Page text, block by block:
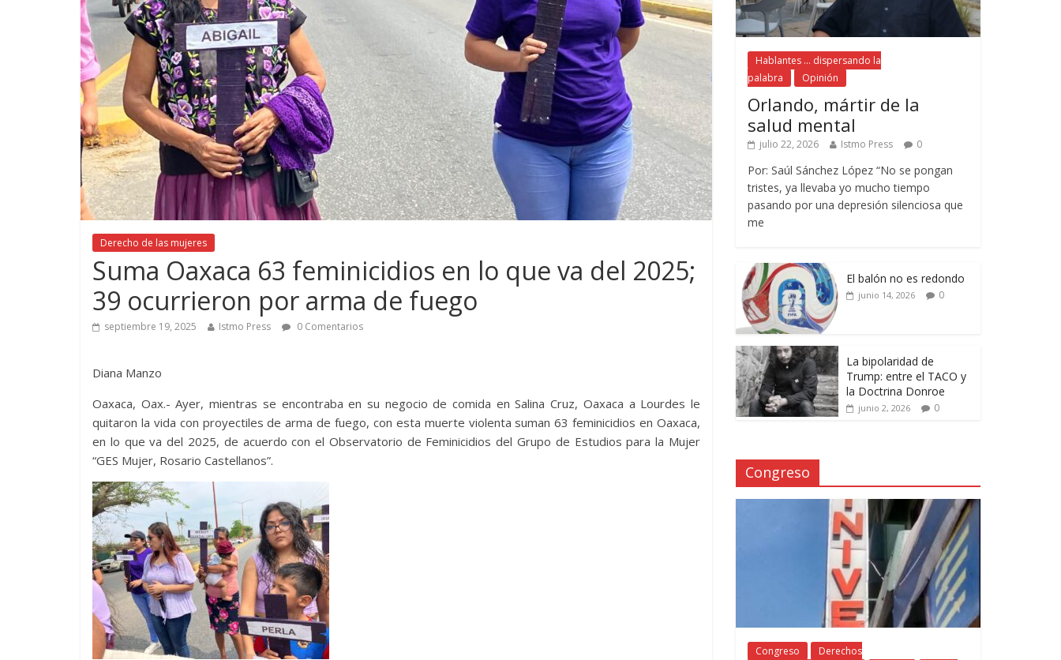
Derecho de las mujeres
Suma Oaxaca 63 feminicidios en lo que va del 2025;
39 ocurrieron por arma de fuego
septiembre 19, 2025 Istmo Press 0 Comentarios
Diana Manzo
Oaxaca, Oax.- Ayer, mientras se encontraba en su negocio de comida en Salina Cruz, Oaxaca a Lourdes le
quitaron la vida con proyectiles de arma de fuego, con esta muerte violenta suman 63 feminicidios en Oaxaca,
en lo que va del 2025, de acuerdo con el Observatorio de Feminicidios del Grupo de Estudios para la Mujer
“GES Mujer, Rosario Castellanos”.
Hablantes ... dispersando la
palabra
Opinión
Orlando, mártir de la
salud mental
julio 22, 2026 Istmo Press 0
Por: Saúl Sánchez López “No se pongan
tristes, ya llevaba yo mucho tiempo
pasando por una depresión silenciosa que
me
El balón no es redondo
junio 14, 2026 0
La bipolaridad de
Trump: entre el TACO y
la Doctrina Donroe
junio 2, 2026 0
Congreso
Congreso
Derechos